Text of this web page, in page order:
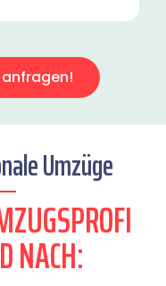
Umzüge
NACH: